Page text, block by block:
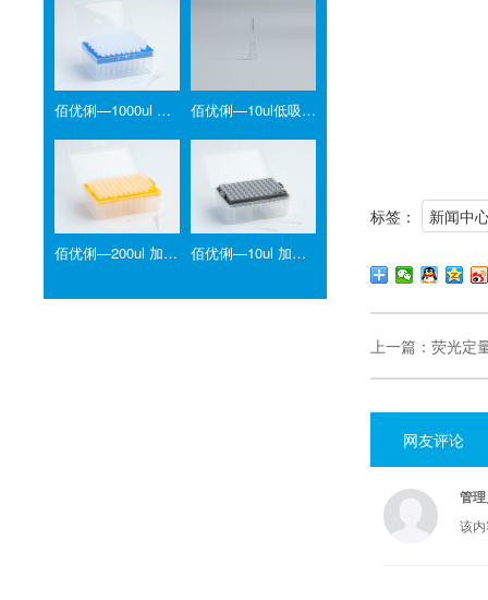
佰优俐—1000ul 吸头 佰优俐—10ul低吸附盒装灭菌吸头
佰优俐—200ul 加长吸头 佰优俐—10ul 加长吸头
标签： 新闻中
上一篇： 荧光定
网友评论
管
该